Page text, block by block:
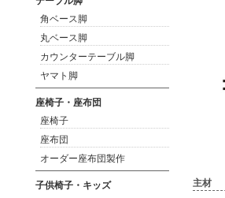
主材
角ベース脚
丸ベース脚
カウンターテーブル脚
ヤマト脚
座椅子・座布団
座椅子
座布団
オーダー座布団製作
子供椅子・キッズ